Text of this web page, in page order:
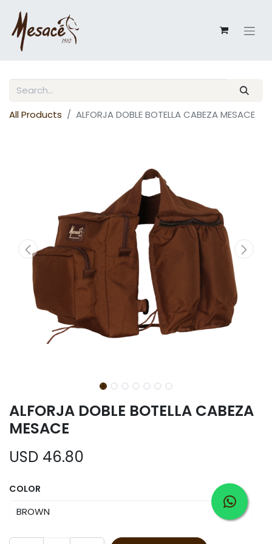
All Products ALFORJA DOBLE BOTELLA CABEZA MESACE
ALFORJA DOBLE BOTELLA CABEZA
MESACE
USD 46.80
COLOR